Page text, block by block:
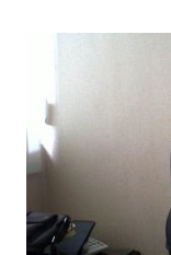
Mujib
uang tetangga 500
"Kasihan dia sudah
kerja sebagai
agar uang bisa
penarikan uang
dibenarkan oleh